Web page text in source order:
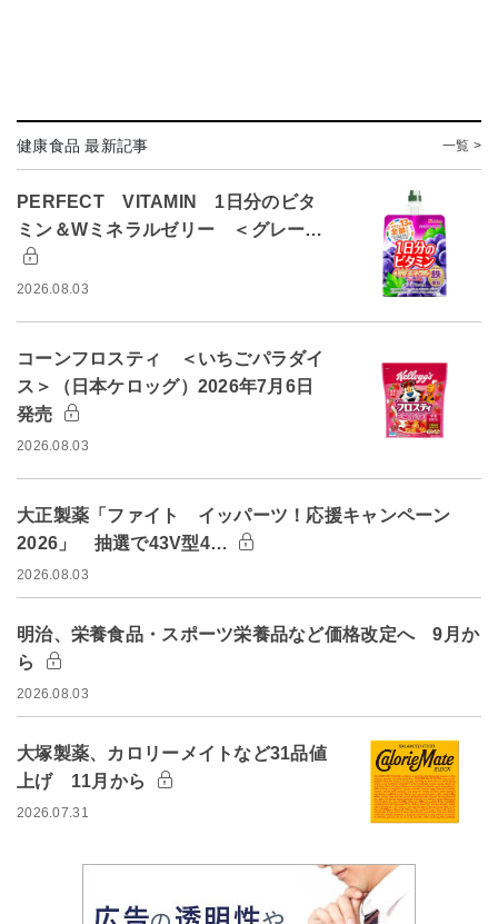
健康食品 最新記事 一覧 >
PERFECT VITAMIN 1日分のビタ
ミン＆Wミネラルゼリー ＜グレー…
2026.08.03
コーンフロスティ ＜いちごパラダイ
ス＞（日本ケロッグ）2026年7月6日
発売
2026.08.03
大正製薬「ファイト イッパーツ！応援キャンペーン
2026」 抽選で43V型4…
2026.08.03
明治、栄養食品・スポーツ栄養品など価格改定へ 9月か
ら
2026.08.03
大塚製薬、カロリーメイトなど31品値
上げ 11月から
2026.07.31